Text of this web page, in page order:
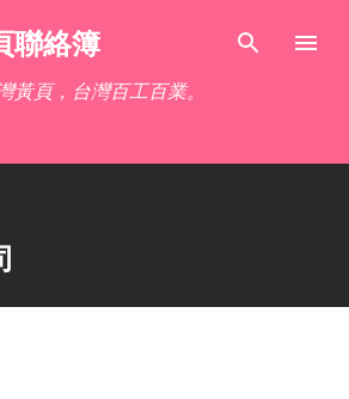
跳到主要內容
聯絡簿
黃頁，台灣百工百業。